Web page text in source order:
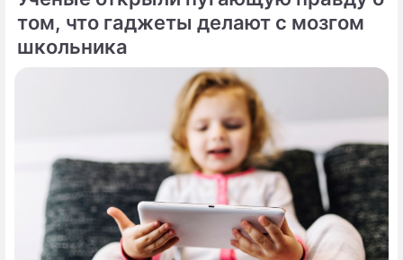
том, что гаджеты делают с мозгом
школьника